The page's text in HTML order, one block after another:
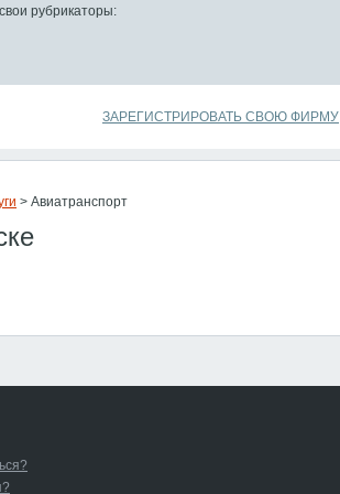
> Авиатранспорт
рубрикаторы:
ЗАРЕГИСТРИРОВАТЬ СВОЮ ФИРМУ